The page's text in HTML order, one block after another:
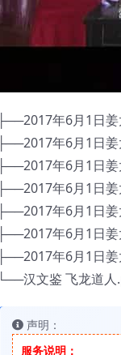
├──2017年6月1日
├──2017年6月1日
├──2017年6月1日
├──2017年6月1日
├──2017年6月1日
├──2017年6月1日
├──2017年6月1日
└──汉文鉴 飞龙道
声明：
服务说明：